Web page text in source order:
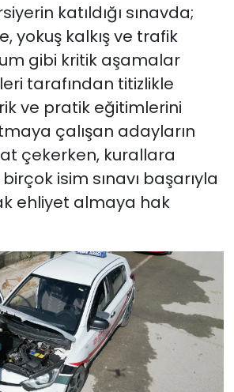
katıldığı sınavda;
yokuş kalkış ve trafik
gibi kritik aşamalar
tarafından titizlikle
ve pratik eğitimlerini
çalışan adayların
çekerken, kurallara
isim sınavı başarıyla
ehliyet almaya hak